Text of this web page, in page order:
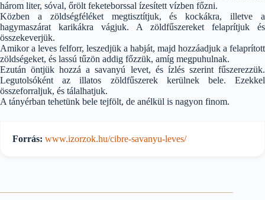
három liter, sóval, őrölt feketeborssal ízesített vízben főzni.
Közben a zöldségféléket megtisztítjuk, és kockákra, illetve a
hagymaszárat karikákra vágjuk. A zöldfűszereket felaprítjuk és
összekeverjük.
Amikor a leves felforr, leszedjük a habját, majd hozzáadjuk a felaprított
zöldségeket, és lassú tűzön addig főzzük, amíg megpuhulnak.
Ezután öntjük hozzá a savanyú levet, és ízlés szerint fűszerezzük.
Legutolsóként az illatos zöldfűszerek kerülnek bele. Ezekkel
összeforraljuk, és tálalhatjuk.
A tányérban tehetünk bele tejfölt, de anélkül is nagyon finom.
Forrás: www.izorzok.hu/cibre-savanyu-leves/